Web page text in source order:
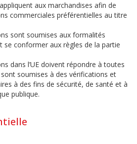
aux marchandises afin de
commerciales préférentielles au titre
sont soumises aux formalités
se conformer aux règles de la partie
dans l’UE doivent répondre à toutes
sont soumises à des vérifications et
à des fins de sécurité, de santé et à
publique.